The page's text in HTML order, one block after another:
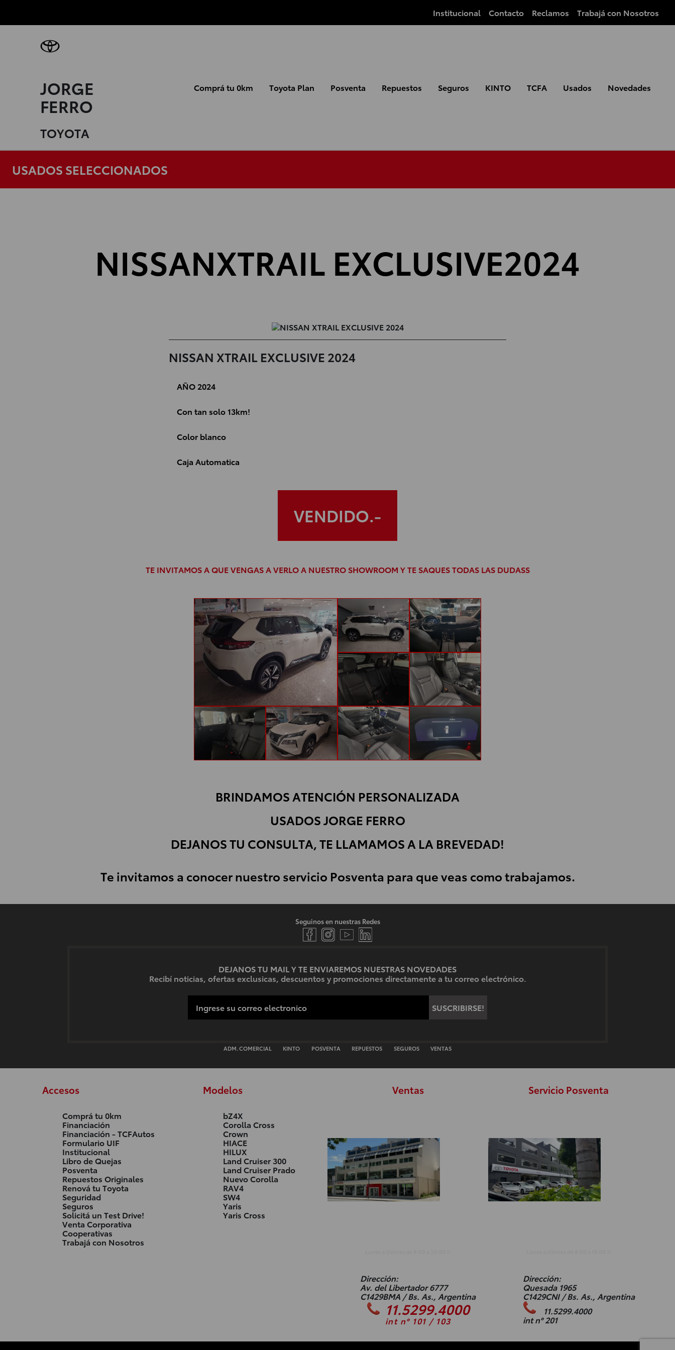
Institucional Contacto Reclamos Trabajá con Nosotros
JORGE
FERRO
TOYOTA
Comprá tu 0km Toyota Plan Posventa Repuestos Seguros KINTO TCFA Usados Novedades
USADOS SELECCIONADOS
NISSANXTRAIL EXCLUSIVE2024
NISSAN XTRAIL EXCLUSIVE 2024
AÑO 2024
Con tan solo 13km!
Color blanco
Caja Automatica
VENDIDO
TE INVITAMOS A QUE VENGAS A VERLO A NUESTRO SHOWROOM Y TE SAQUES TODAS LAS DUDASS
BRINDAMOS ATENCIÓN PERSONALIZADA
USADOS JORGE FERRO
DEJANOS TU CONSULTA, TE LLAMAMOS A LA BREVEDAD!
Te invitamos a conocer nuestro servicio Posventa para que veas como trabajamos.
Seguinos en nuestras Redes
DEJANOS TU MAIL Y TE ENVIAREMOS NUESTRAS NOVEDADES
Recibí noticias, ofertas exclusicas, descuentos y promociones directamente a tu correo electrónico.
SUSCRIBIRSE!
ADM. COMERCIAL KINTO POSVENTA REPUESTOS SEGUROS VENTAS
Accesos
Comprá tu 0km
Financiación
Financiación - TCFAutos
Formulario UIF
Institucional
Libro de Quejas
Posventa
Repuestos Originales
Renová tu Toyota
Seguridad
Seguros
Solicitá un Test Drive!
Venta Corporativa
Cooperativas
Trabajá con Nosotros
Modelos
bZ4X
Corolla Cross
Crown
HIACE
HILUX
Land Cruiser 300
Land Cruiser Prado
Nuevo Corolla
RAV4
SW4
Yaris
Yaris Cross
Ventas
Dirección:
Av. del Libertador 6777
C1429BMA / Bs. As., Argentina
11.5299.4000
int n° 101 / 103
Servicio Posventa
Dirección:
Quesada 1965
C1429CNI / Bs. As., Argentina
11.5299.4000
int n° 201